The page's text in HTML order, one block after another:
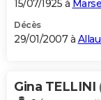
15/07/1925 à
Décès
29/01/2007 à
Gina TELLINI